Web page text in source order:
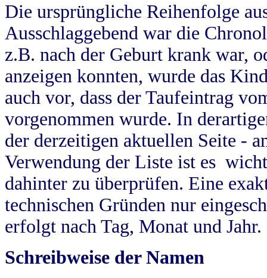
Die ursprüngliche Reihenfolge
Ausschlaggebend war die
z.B. nach der Geburt krank war,
anzeigen konnten, wurde das
auch vor, dass der Taufeintrag
vorgenommen wurde. In
der derzeitigen aktuellen Seite -
Verwendung der Liste ist es
dahinter zu überprüfen. Eine
technischen Gründen nur
erfolgt nach Tag, Monat und Jahr.
Schreibweise der Namen